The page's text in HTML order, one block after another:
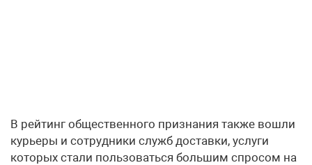
В рейтинг общественного признания также вошли
курьеры и сотрудники служб доставки, услуги
которых стали пользоваться большим спросом на